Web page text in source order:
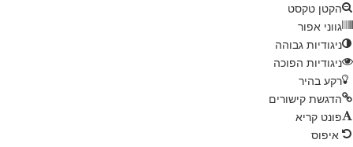
הקטן טקסט
גווני אפור
ניגודיות גבוהה
ניגודיות הפוכה
רקע בהיר
הדגשת קישורים
פונט קריא
איפוס